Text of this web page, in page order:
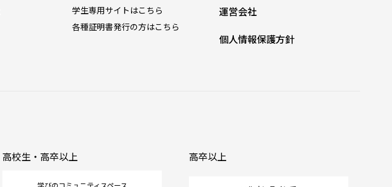
学生専用サイトはこちら
各種証明書発行の方はこちら
運営会社
個人情報保護方針
高校生・高卒以上 高卒以上